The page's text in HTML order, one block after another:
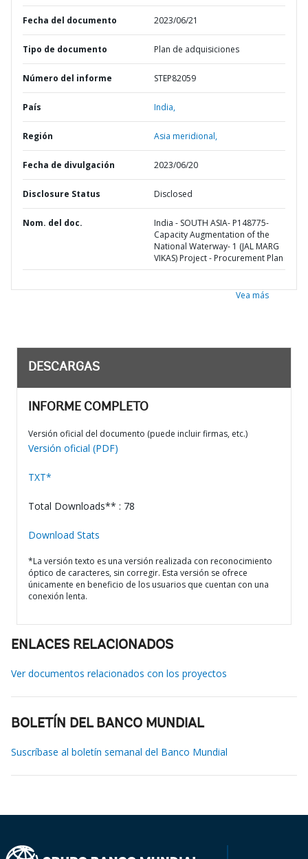
Fecha del documento 2023/06/21
Tipo de documento Plan de adquisiciones
Número del informe STEP82059
País India,
Región Asia meridional,
Fecha de divulgación 2023/06/20
Disclosure Status Disclosed
Nom. del doc.
India - SOUTH ASIA- P148775-
Capacity Augmentation of the
National Waterway- 1 (JAL MARG
VIKAS) Project - Procurement Plan
Vea más
DESCARGAS
INFORME COMPLETO
Versión oficial del documento (puede incluir firmas, etc.)
Versión oficial (PDF)
TXT*
Total Downloads** : 78
Download Stats
*La versión texto es una versión realizada con reconocimiento
óptico de caracteres, sin corregir. Esta versión se ofrece
únicamente en beneficio de los usuarios que cuentan con una
conexión lenta.
ENLACES RELACIONADOS
Ver documentos relacionados con los proyectos
BOLETÍN DEL BANCO MUNDIAL
Suscríbase al boletín semanal del Banco Mundial